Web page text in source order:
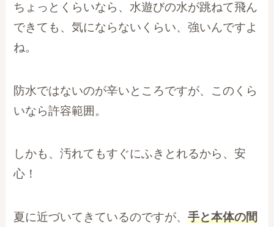
ちょっとくらいなら、水遊びの水が跳ねて飛ん
できても、気にならないくらい、強いんですよ
ね。
防水ではないのが辛いところですが、このくら
いなら許容範囲。
しかも、汚れてもすぐにふきとれるから、安
心！
夏に近づいてきているのですが、手と本体の間